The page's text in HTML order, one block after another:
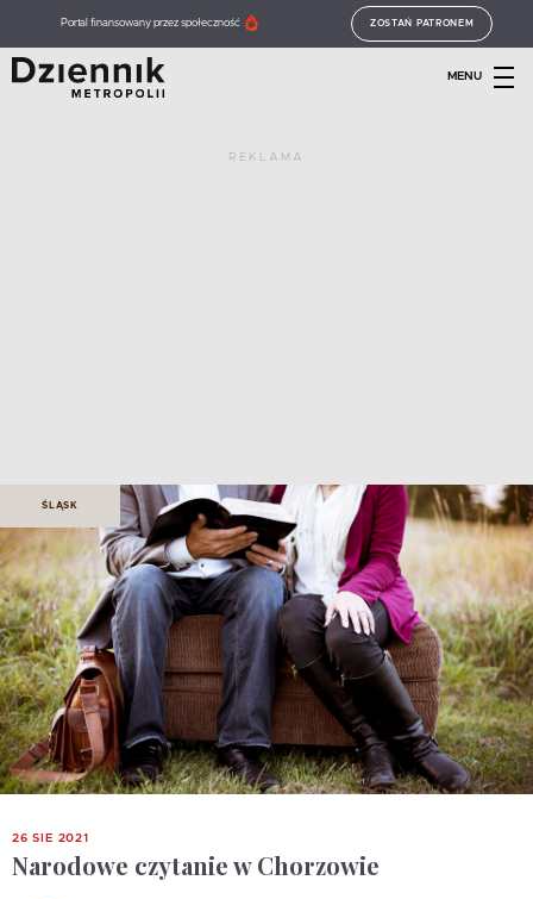
Portal finansowany przez społeczność ZOSTAŃ PATRONEM
MENU
REKLAMA
ŚLĄSK
26 SIE 2021
Narodowe czytanie w Chorzowie